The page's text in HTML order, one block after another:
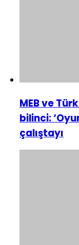
MEB ve
bilinci:
çalıştayı